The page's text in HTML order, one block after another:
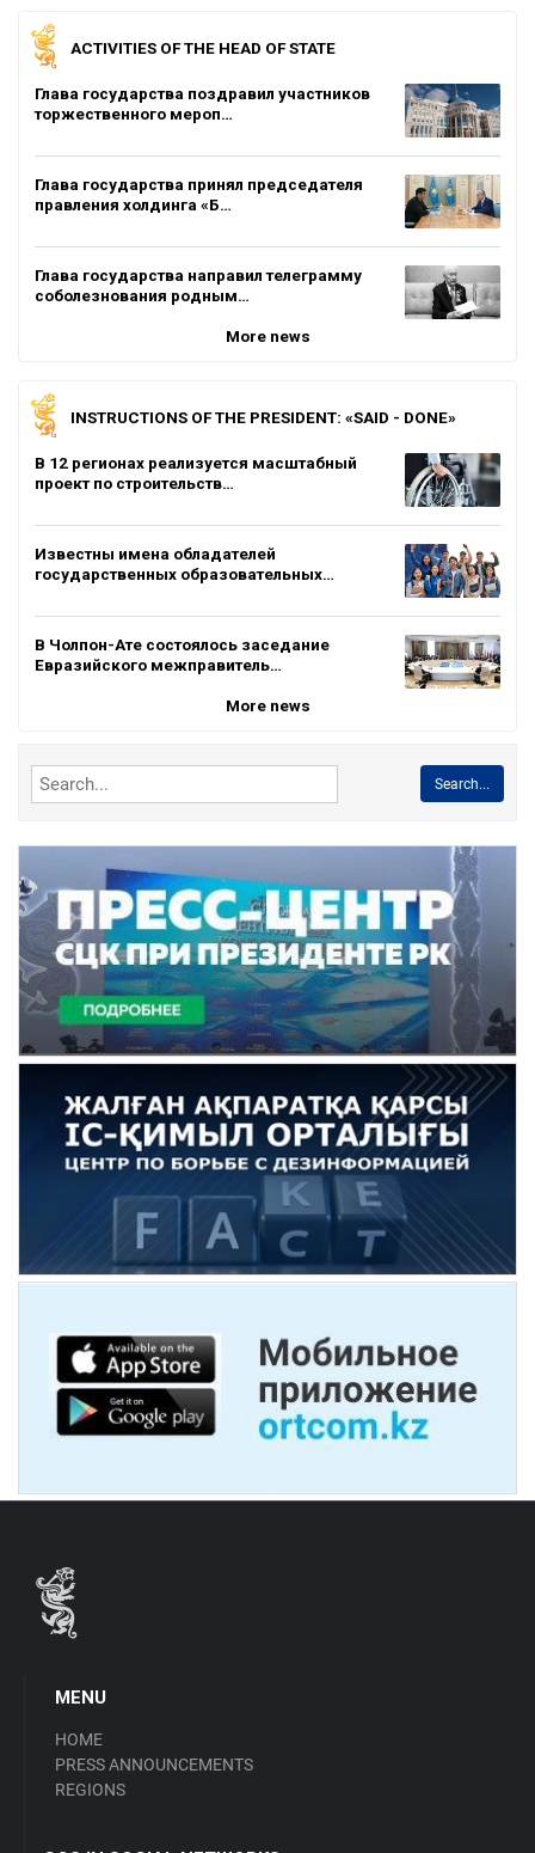
ACTIVITIES OF THE HEAD OF STATE
Глава государства поздравил участников
торжественного мероп…
Глава государства принял председателя
правления холдинга «Б…
Глава государства направил телеграмму
соболезнования родным…
More news
INSTRUCTIONS OF THE PRESIDENT: «SAID - DONE»
В 12 регионах реализуется масштабный
проект по строительств…
Известны имена обладателей
государственных образовательных…
В Чолпон-Ате состоялось заседание
Евразийского межправитель…
More news
Search...
MENU
HOME
PRESS ANNOUNCEMENTS
REGIONS